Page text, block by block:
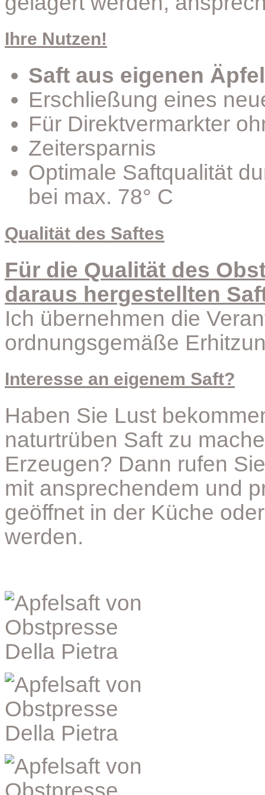
Ihre Nutzen!
Saft aus eigenen
Erschließung eines
Für Direktvermarkter
Zeitersparnis
Optimale Saftqualität
bei max. 78° C
Qualität des Saftes
Für die Qualität des
daraus hergestellten
Ich übernehmen die
ordnungsgemäße
Interesse an eigenem Saft?
Haben Sie Lust
naturtrüben Saft zu
Erzeugen? Dann rufen
mit ansprechendem und
geöffnet in der Küche
werden.